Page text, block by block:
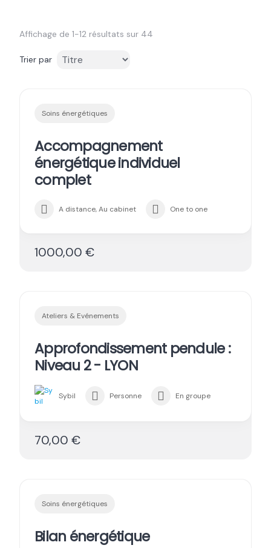
Affichage de 1-12 résultats sur 44
Trier par
Soins énergétiques
Accompagnement
énergétique individuel
complet
A distance, Au cabinet One to one
1000,00 €
Ateliers & Evénements
Approfondissement pendule :
Niveau 2 - LYON
Sybil Personne En groupe
70,00 €
Soins énergétiques
Bilan énergétique